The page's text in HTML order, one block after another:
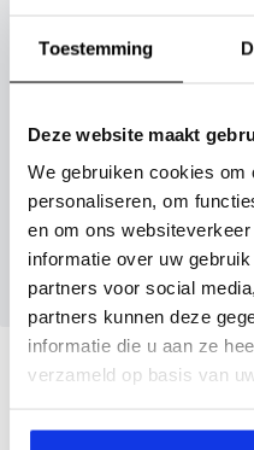
Toestemming
Deze website maakt
We gebruiken cookies
personaliseren, om
en om ons
informatie over uw
partners voor social
partners kunnen deze
informatie die u aan ze
verzameld op basis van
direct online.
Inruilvoorstel
Wanneer je foto’s
maandag tot en met
een voorstel.
Veelgestelde
Wanneer kan ik een